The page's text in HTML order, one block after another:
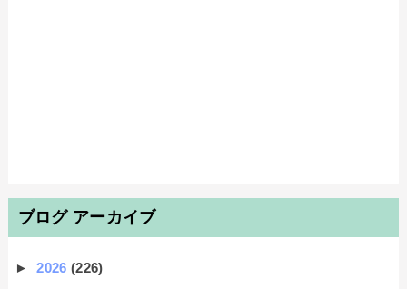
ブログ アーカイブ
►2026(226)